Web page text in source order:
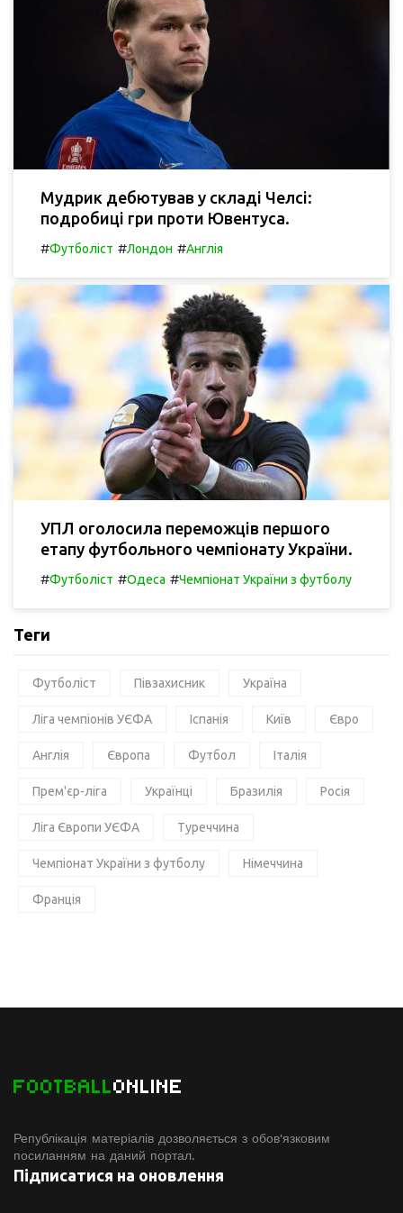
Мудрик дебютував у складі Челсі:
подробиці гри проти Ювентуса.
#Футболіст #Лондон #Англія
УПЛ оголосила переможців першого
етапу футбольного чемпіонату України.
#Футболіст #Одеса #Чемпіонат України з футболу
Теги
Футболіст Півзахисник Україна
Ліга чемпіонів УЄФА Іспанія Київ Євро
Англія Європа Футбол Італія
Прем'єр-ліга Українці Бразилія Росія
Ліга Європи УЄФА Туреччина
Чемпіонат України з футболу Німеччина
Франція
FOOTBALLONLINE
Републікація матеріалів дозволяється з обов'язковим
посиланням на даний портал.
Підписатися на оновлення